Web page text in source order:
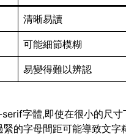
清晰易讀
可能細節模糊
易變得難以辨認
字體,即使在很小的尺
的字母間距可能導致文